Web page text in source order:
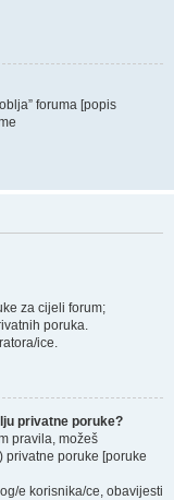
foruma [popis
za cijeli forum;
poruka.
ice.
privatne poruke?
pravila, možeš
privatne poruke [poruke
e korisnika/ce, obavijesti